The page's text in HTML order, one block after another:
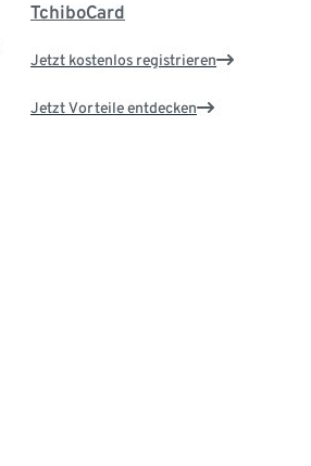
TchiboCard
Jetzt kostenlos registrieren
Jetzt Vorteile entdecken